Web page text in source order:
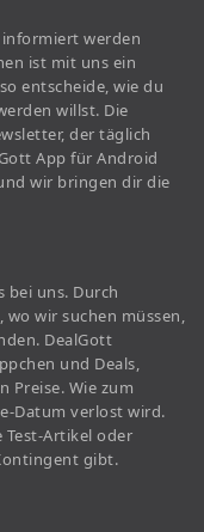
informiert werden
ist mit uns ein
entscheide, wie du
willst. Die
der täglich
App für Android
wir bringen dir die
bei uns. Durch
wo wir suchen müssen,
DealGott
und Deals,
Preise. Wie zum
Datum verlost wird.
Test-Artikel oder
gibt.